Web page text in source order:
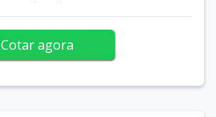
Cotar agora